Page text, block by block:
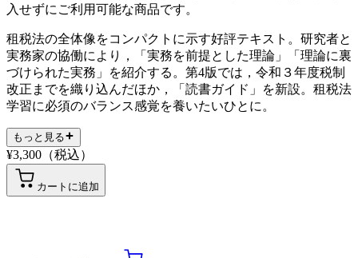
入せずにご利用可能な商品です。
租税法の全体像をコンパクトに示す好評テキスト。研究者と
実務家の協働により，「実務を前提とした理論」「理論に裏
づけられた実務」を紹介する。第4版では，令和３年度税制
改正までを織り込んだほか，「読書ガイド」を新設。租税法
学習に必須のバランス感覚を養いたいひとに。
もっと見る
¥3,300 （税込）
カートに追加